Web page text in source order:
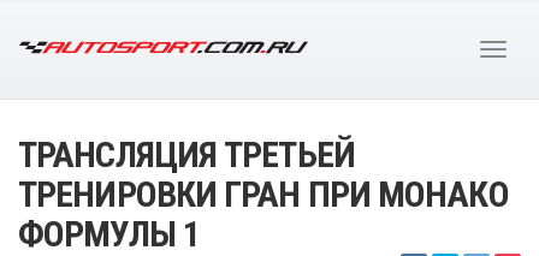
ТРАНСЛЯЦИЯ ТРЕТЬЕЙ
ТРЕНИРОВКИ ГРАН ПРИ МОНАКО
ФОРМУЛЫ 1